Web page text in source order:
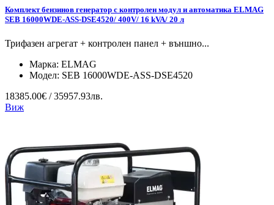
Комплект бензинов генератор с контролен модул и автоматика ELMAG
SEB 16000WDE-ASS-DSE4520/ 400V/ 16 kVA/ 20 л
Трифазен агрегат + контролен панел + външно...
Марка: ELMAG
Модел: SEB 16000WDE-ASS-DSE4520
18385.00€ / 35957.93лв.
Виж